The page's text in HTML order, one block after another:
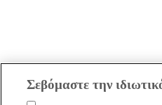
Σεβόμαστε την